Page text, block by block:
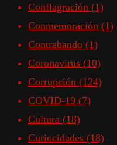
Conflagración (1)
Conmemoración (1)
Contrabando (1)
Coronavirus (10)
Corrupción (124)
COVID-19 (7)
Cultura (18)
Curiocidades (18)